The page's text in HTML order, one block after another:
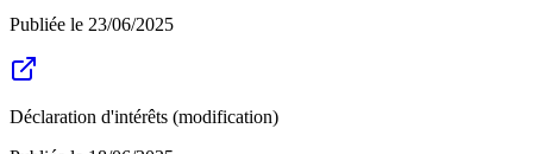
Publiée le 23/06/2025
Déclaration d'intérêts (modification)